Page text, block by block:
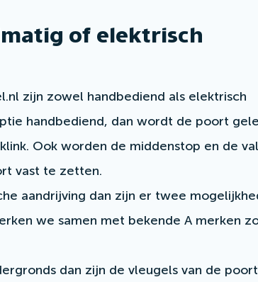
of elektrisch
zijn zowel handbediend als elektrisch
handbediend, dan wordt de poort
Ook worden de middenstop en de
vast te zetten.
aandrijving dan zijn er twee
we samen met bekende A merken
dan zijn de vleugels van de